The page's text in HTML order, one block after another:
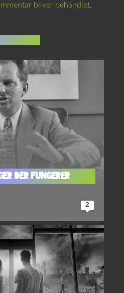
bliver behandlet.
der fungerer
2